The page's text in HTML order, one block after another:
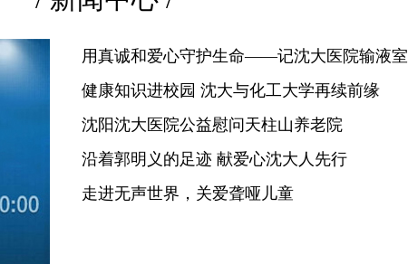
用真诚和爱心守护生命——记沈大医院输液室
健康知识进校园 沈大与化工大学再续前缘
沈阳沈大医院公益慰问天柱山养老院
沿着郭明义的足迹 献爱心沈大人先行
走进无声世界，关爱聋哑儿童